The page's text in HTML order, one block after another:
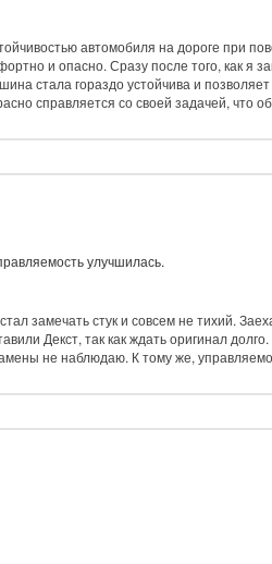
автомобиля на дороге при
и опасно. Сразу после того, как я
стала гораздо устойчива и
справляется со своей задачей, что
улучшилась.
замечать стук и совсем не тихий.
Декст, так как ждать оригинал
не наблюдаю. К тому же,